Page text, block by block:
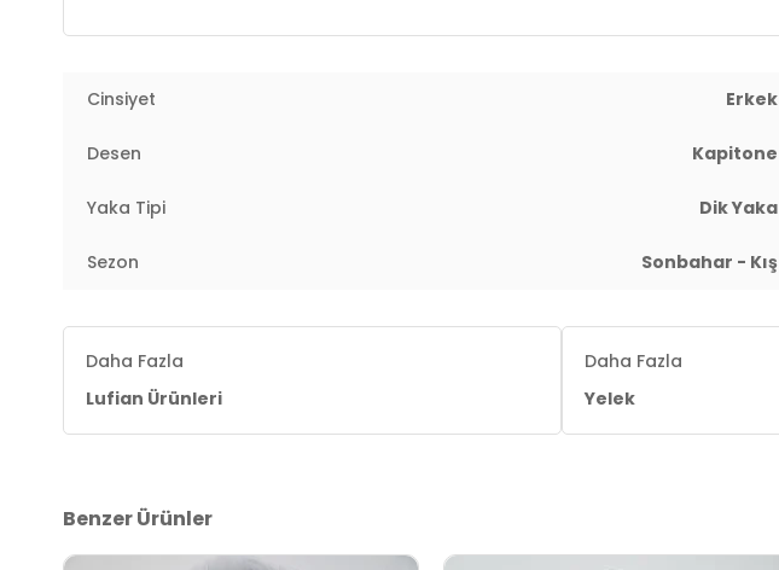
Cep Bilgisi :
Kalıp Bilgisi :
Cinsiyet Erkek
Desen Kapitone
Yaka Tipi Dik Yaka
Sezon Sonbahar - Kış
Daha Fazla
Lufian Ürünleri
Daha Fazla
Yelek
Benzer Ürünler